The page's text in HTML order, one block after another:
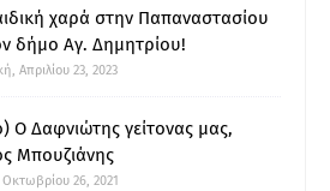
χαρά στην Παπαναστασίου
δήμο Αγ. Δημητρίου!
Απριλίου 23, 2023
Ο Δαφνιώτης γείτονας μας,
Μπουζιάνης
Οκτωβρίου 26, 2021